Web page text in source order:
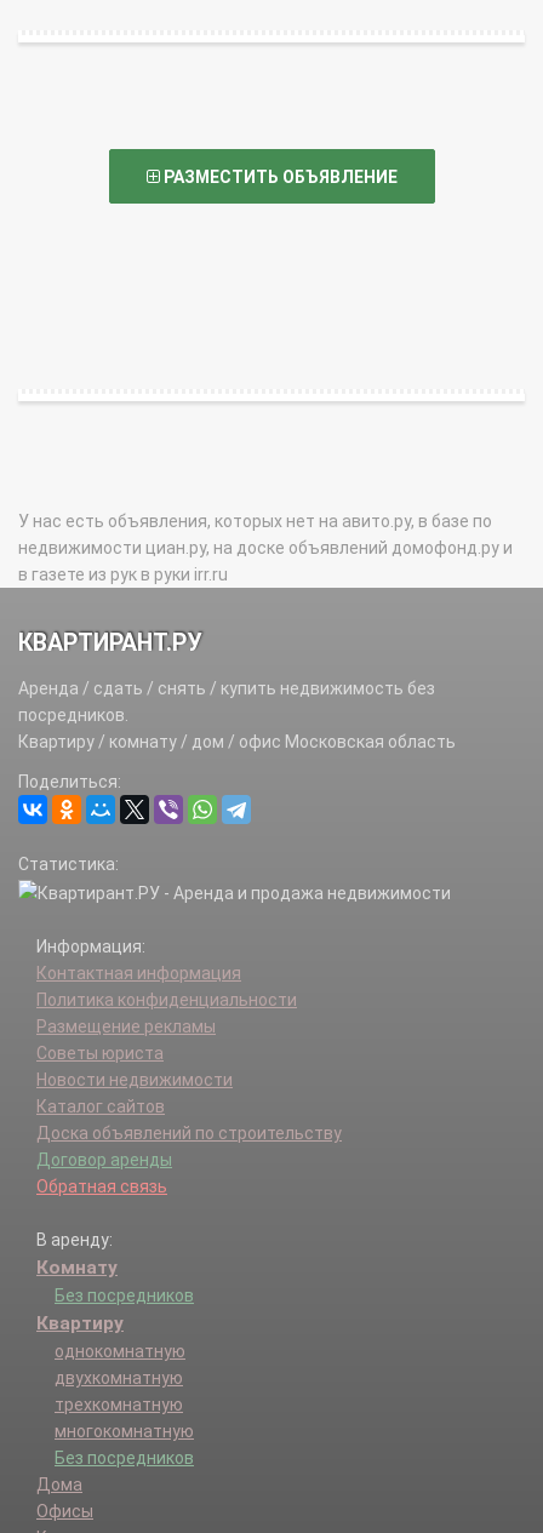
РАЗМЕСТИТЬ ОБЪЯВЛЕНИЕ
У нас есть объявления, которых нет на авито.ру, в базе по
недвижимости циан.ру, на доске объявлений домофонд.ру и
в газете из рук в руки irr.ru
КВАРТИРАНТ.РУ
Аренда / сдать / снять / купить недвижимость без
посредников.
Квартиру / комнату / дом / офис Московская область
Поделиться:
Статистика:
Информация:
Контактная информация
Политика конфиденциальности
Размещение рекламы
Советы юриста
Новости недвижимости
Каталог сайтов
Доска объявлений по строительству
Договор аренды
Обратная связь
В аренду:
Комнату
Без посредников
Квартиру
однокомнатную
двухкомнатную
трехкомнатную
многокомнатную
Без посредников
Дома
Офисы